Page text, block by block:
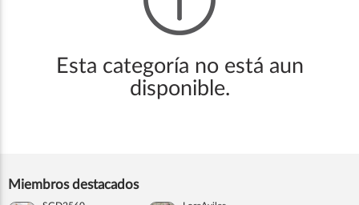
Esta categoría no está aun
disponible.
Miembros destacados